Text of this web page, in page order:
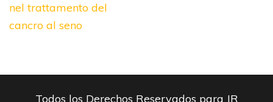
nel trattamento del
cancro al seno
Todos los Derechos Reservados para JR